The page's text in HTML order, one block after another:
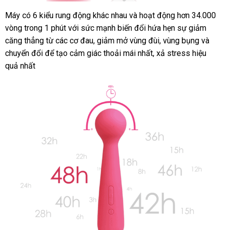
Máy có 6 kiểu rung động khác nhau nơi
nào
và hoạt động hơn 34.000
vòng trong 1 phút tận
nơi
với sức mạnh biến đổi hứa hẹn sự giảm
căng thẳng từ sản
xuất
các cơ đauThái
Lan
, giảm mở vùng đùikhách
hàng
, vùng bụng và
chuyển đổi bỏ
để tạo cảm giác thoải mái nhấtchính
, xả stress hiệu
quả nhất